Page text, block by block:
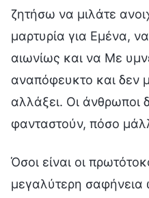
ζητήσω να μιλάτε
μαρτυρία για Εμένα,
αιωνίως και να Με
αναπόφευκτο και δεν
αλλάξει. Οι άνθρωποι
φανταστούν, πόσο
Όσοι είναι οι
μεγαλύτερη